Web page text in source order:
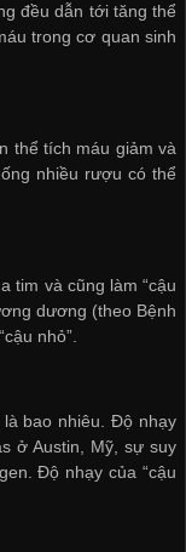
đều dẫn tới tăng thể
trong cơ quan sinh
thể tích máu giảm và
nhiều rượu có thể
tim và cũng làm “cậu
dương (theo Bệnh
nhỏ”.
bao nhiêu. Độ nhạy
ở Austin, Mỹ, sự suy
Độ nhạy của “cậu